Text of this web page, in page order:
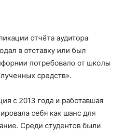
отчёта аудитора
в отставку или был
потребовало от школы
средств».
с 2013 года и работавшая
себя как шанс для
Среди студентов были